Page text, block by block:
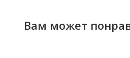
Вам может